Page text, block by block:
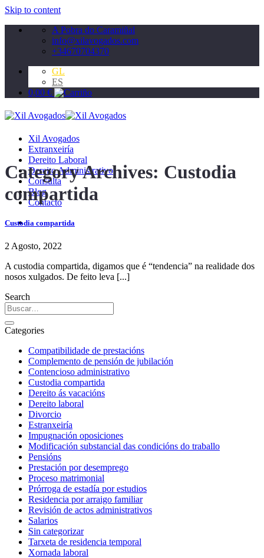
Skip to content
A Pobra do Caramiñal
info@xilavogados.com
+34670704370
GL
ES
0,00 €
Xil Avogados
Extranxeiría
Dereito Laboral
Dereito Administrativo
Consulta
Blog
Contacto
Category Archives: Custodia
compartida
Custodia compartida
2 Agosto, 2022
A custodia compartida, digamos que é “tendencia” na realidade dos
nosos xulgados. De feito leva [...]
Search
Categories
Compatibilidade de prestacións
Complemento de pensión de jubilación
Contencioso administrativo
Custodia compartida
Dereito ás vacacións
Dereito laboral
Divorcio
Estranxeiría
Impugnación oposiciones
Modificación substancial das condicións do traballo
Pensións
Prestación por desemprego
Proceso matrimonial
Prórroga de estadía por estudios
Residencia por arraigo familiar
Revisión de actos administrativos
Salarios
Sin categorizar
Tarxeta de residencia temporal
Xornada laboral